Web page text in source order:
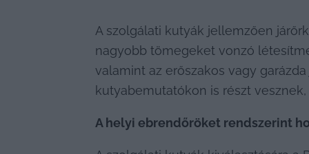
A szolgálati kutyák jellemzően
nagyobb tömegeket vonzó
valamint az erőszakos vagy
kutyabemutatókon is részt
A helyi ebrendőröket rendszerint